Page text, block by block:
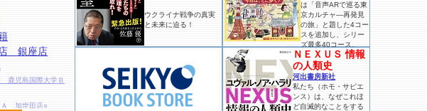
銀座店
鹿児島国際大学Ｂ
Ａ 加世田店○
ウクライナ戦争の真実
と未来に迫る！
は「音声ARで巡る東
京カルチャ―再発見
の旅」と題した4コー
スを追加し、シリー
ズ最多40コース。
ＮＥＸＵＳ 情報
の人類史
河出書房新社
私たち（ホモ・サピエ
ンス）は、なぜこれほ
ど自滅的なことをする